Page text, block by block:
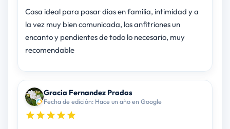
Casa ideal para pasar días en familia, intimidad y a
la vez muy bien comunicada, los anfitriones un
encanto y pendientes de todo lo necesario, muy
recomendable
Gracia Fernandez Pradas
Fecha de edición: Hace un año en Google